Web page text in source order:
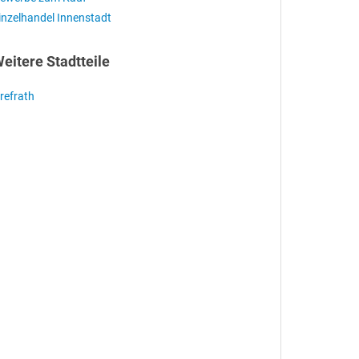
Innenstadt
Stadtteile